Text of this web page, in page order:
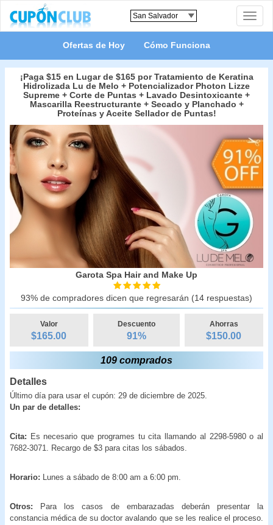
Toggle
Ofertas de Hoy Cómo Funciona
¡Paga $15 en Lugar de $165 por Tratamiento de Keratina
Hidrolizada Lu de Melo + Potencializador Photon Lizze
Supreme + Corte de Puntas + Lavado Desintoxicante +
Mascarilla Reestructurante + Secado y Planchado +
Proteínas y Aceite Sellador de Puntas!
Garota Spa Hair and Make Up
93% de compradores dicen que regresarán (14 respuestas)
Valor
$165.00
Descuento
91%
Ahorras
$150.00
109 comprados
Detalles
Último día para usar el cupón: 29 de diciembre de 2025.
Un par de detalles:
Cita: Es necesario que programes tu cita llamando al 2298-5980 o al
7682-3071. Recargo de $3 para citas los sábados.
Horario: Lunes a sábado de 8:00 am a 6:00 pm.
Otros:
Para los casos de embarazadas deberán presentar la
constancia médica de su doctor avalando que se les realice el proceso.